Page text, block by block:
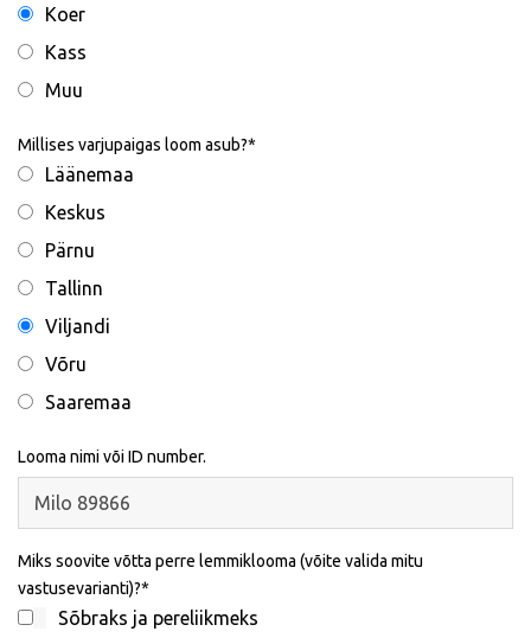
Koer
Kass
Muu
Millises varjupaigas loom asub?
Läänemaa
Keskus
Pärnu
Tallinn
Viljandi
Võru
Saaremaa
Looma nimi või ID number.
Miks soovite võtta perre lemmiklooma (võite valida mitu
vastusevarianti)?
Sõbraks ja pereliikmeks